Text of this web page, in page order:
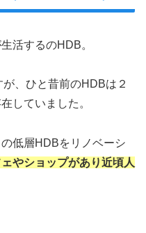
活するのHDB。
、ひと昔前のHDBは２
していました。
低層HDBをリノベーシ
やショップがあり近頃人